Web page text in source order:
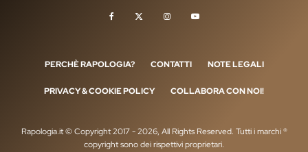
PERCHÈ RAPOLOGIA? CONTATTI NOTE LEGALI
PRIVACY & COOKIE POLICY COLLABORA CON NOI!
Rapologia.it © Copyright 2017 - 2026, All Rights Reserved. Tutti i marchi ®
copyright sono dei rispettivi proprietari.